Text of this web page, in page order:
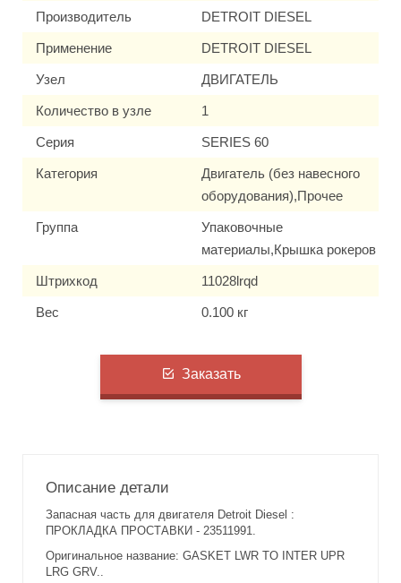
Производитель DETROIT DIESEL
Применение DETROIT DIESEL
Узел ДВИГАТЕЛЬ
Количество в узле 1
Серия SERIES 60
Категория
Двигатель (без навесного
оборудования),Прочее
Группа
Упаковочные
материалы,Крышка рокеров
Штрихкод 11028lrqd
Вес 0.100 кг
Заказать
Описание детали
Запасная часть для двигателя Detroit Diesel :
ПРОКЛАДКА ПРОСТАВКИ - 23511991.
Оригинальное название: GASKET LWR TO INTER UPR
LRG GRV..